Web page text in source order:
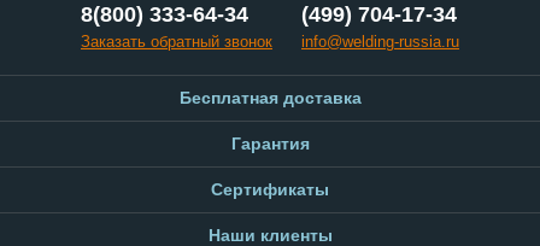
8(800) 333-64-34
Заказать обратный звонок
(499) 704-17-34
info@welding-russia.ru
Бесплатная доставка
Гарантия
Сертификаты
Наши клиенты